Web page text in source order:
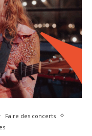
Faire des concerts